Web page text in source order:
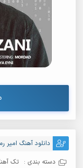
دانلود آهنگ امیر
دسته بندی : تک